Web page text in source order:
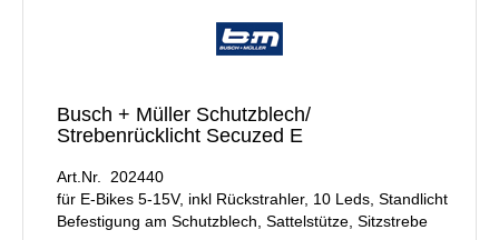
Busch + Müller Schutzblech/
Strebenrücklicht Secuzed E
Art.Nr. 202440
für E-Bikes 5-15V, inkl Rückstrahler, 10 Leds, Standlicht
Befestigung am Schutzblech, Sattelstütze, Sitzstrebe